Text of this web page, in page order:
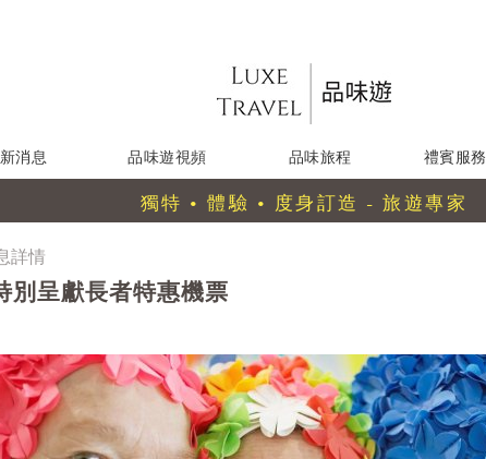
消息 品味遊視頻 品味旅程 禮賓服務
獨特 • 體驗 • 度身訂造 - 旅遊專家
詳情
別呈獻長者特惠機票